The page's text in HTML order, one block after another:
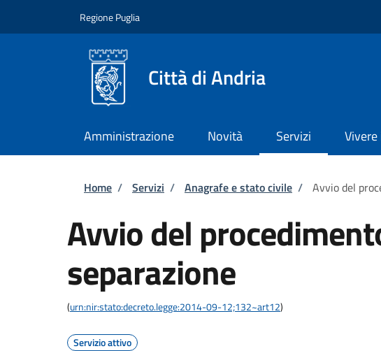
Regione Puglia
Città di Andria
Amministrazione Novità Servizi
Briciole di pane
Home / Servizi / Anagrafe e stato civile / Avvio del
Avvio del
separazione
(urn:nir:stato:decreto.legge:2014-09-12;132~art12)
Servizio attivo